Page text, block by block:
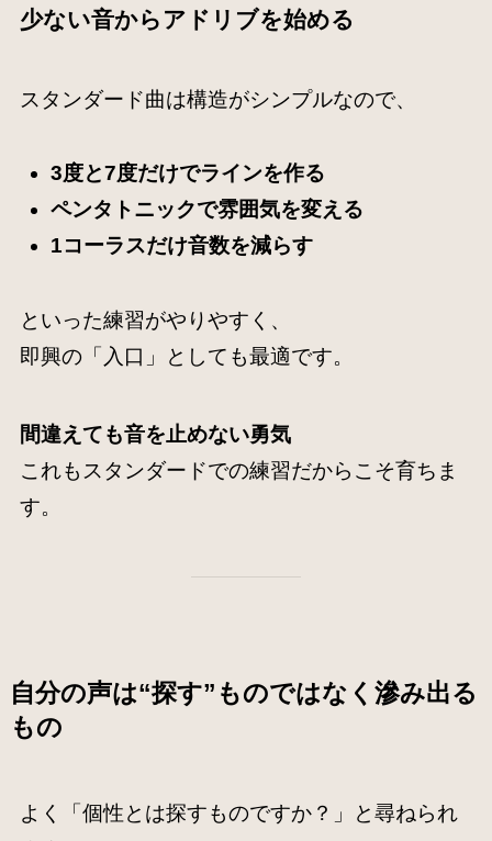
少ない音からアドリブを始める
スタンダード曲は構造がシンプルなので、
3度と7度だけでラインを作る
ペンタトニックで雰囲気を変える
1コーラスだけ音数を減らす
といった練習がやりやすく、
即興の「入口」としても最適です。
間違えても音を止めない勇気
これもスタンダードでの練習だからこそ育ちま
す。
自分の声は“探す”ものではなく滲み出る
もの
よく「個性とは探すものですか？」と尋ねられ